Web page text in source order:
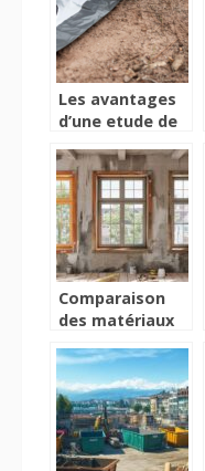
Les avantages
d’une etude de
construction de
sa maison
Comparaison
des matériaux
bois, pvc ou
aluminium ?